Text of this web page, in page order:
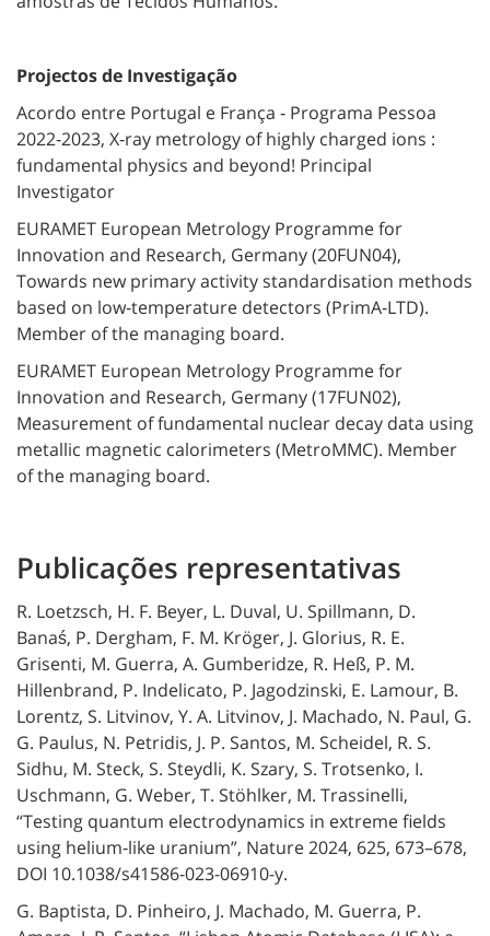
Projectos de Investigação
Acordo entre Portugal e França ‐ Programa Pessoa
2022‐2023, X‐ray metrology of highly charged ions :
fundamental physics and beyond! Principal
Investigator
EURAMET European Metrology Programme for
Innovation and Research, Germany (20FUN04),
Towards new primary activity standardisation methods
based on low‐temperature detectors (PrimA‐LTD).
Member of the managing board.
EURAMET European Metrology Programme for
Innovation and Research, Germany (17FUN02),
Measurement of fundamental nuclear decay data using
metallic magnetic calorimeters (MetroMMC). Member
of the managing board.
Publicações representativas
R. Loetzsch, H. F. Beyer, L. Duval, U. Spillmann, D.
Banaś, P. Dergham, F. M. Kröger, J. Glorius, R. E.
Grisenti, M. Guerra, A. Gumberidze, R. Heß, P. M.
Hillenbrand, P. Indelicato, P. Jagodzinski, E. Lamour, B.
Lorentz, S. Litvinov, Y. A. Litvinov, J. Machado, N. Paul, G.
G. Paulus, N. Petridis, J. P. Santos, M. Scheidel, R. S.
Sidhu, M. Steck, S. Steydli, K. Szary, S. Trotsenko, I.
Uschmann, G. Weber, T. Stöhlker, M. Trassinelli,
“Testing quantum electrodynamics in extreme fields
using helium‐like uranium”, Nature 2024, 625, 673–678,
DOI 10.1038/s41586-023-06910-y.
G. Baptista, D. Pinheiro, J. Machado, M. Guerra, P.